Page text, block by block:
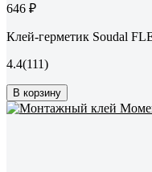
646 ₽
Клей-герметик Soudal
4.4(111)
В корзину